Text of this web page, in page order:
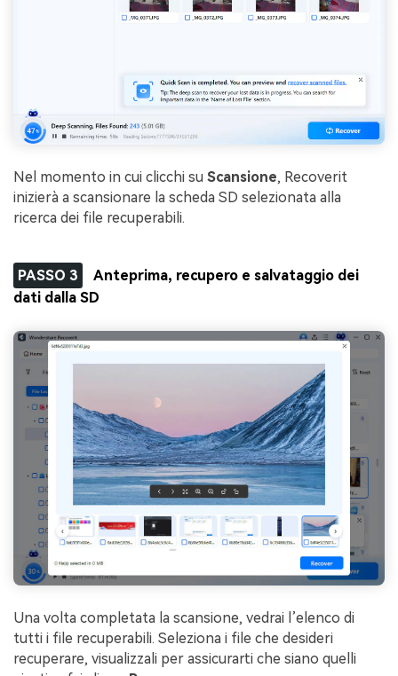
Nel momento in cui clicchi su Scansione, Recoverit
inizierà a scansionare la scheda SD selezionata alla
ricerca dei file recuperabili.
PASSO 3
Anteprima, recupero e salvataggio dei
dati dalla SD
Una volta completata la scansione, vedrai l’elenco di
tutti i file recuperabili. Seleziona i file che desideri
recuperare, visualizzali per assicurarti che siano quelli